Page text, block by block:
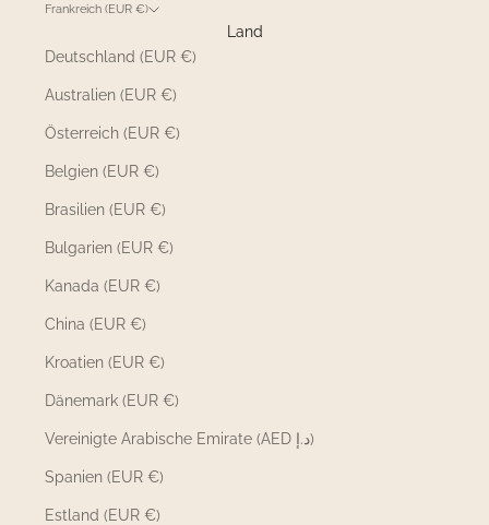
Frankreich (EUR €)
Land
Deutschland (EUR €)
Australien (EUR €)
Österreich (EUR €)
Belgien (EUR €)
Brasilien (EUR €)
Bulgarien (EUR €)
Kanada (EUR €)
China (EUR €)
Kroatien (EUR €)
Dänemark (EUR €)
Vereinigte Arabische Emirate (AED د.إ)
Spanien (EUR €)
Estland (EUR €)